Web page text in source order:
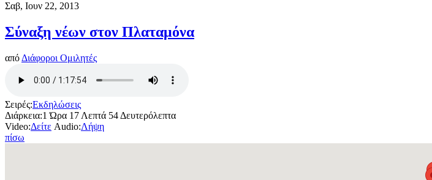
Σαβ, Ιουν 22, 2013
Σύναξη νέων στον Πλαταμόνα
από Διάφοροι Ομιλητές
Σειρές:Εκδηλώσεις
Διάρκεια:1 Ώρα 17 Λεπτά 54 Δευτερόλεπτα
Video:Δείτε Audio:Λήψη
πίσω